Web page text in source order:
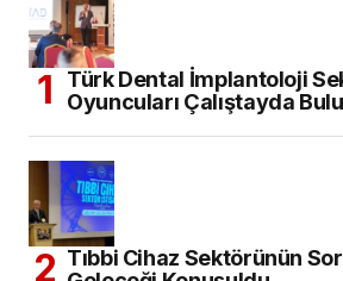
Türk Dental İmplantoloji
Oyuncuları Çalıştayda
Tıbbi Cihaz Sektörünün